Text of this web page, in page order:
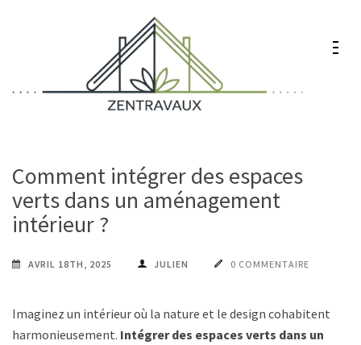
Comment intégrer des espaces
verts dans un aménagement
intérieur ?
AVRIL 18TH, 2025 JULIEN 0 COMMENTAIRE
Imaginez un intérieur où la nature et le design cohabitent
harmonieusement. Intégrer des espaces verts dans un